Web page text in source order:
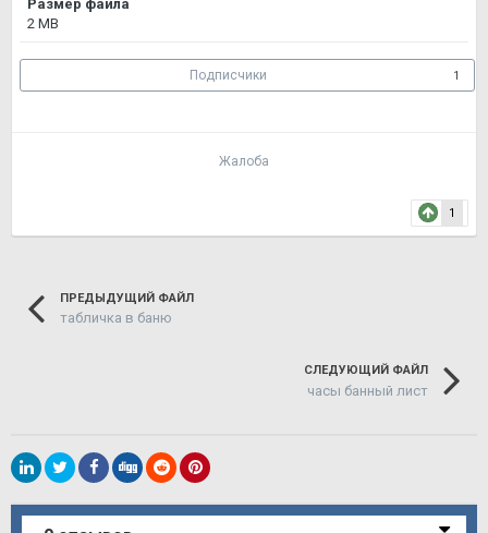
Размер файла
2 MB
Подписчики 1
1
Жалоба
ПРЕДЫДУЩИЙ ФАЙЛ
табличка в баню
СЛЕДУЮЩИЙ ФАЙЛ
часы банный лист